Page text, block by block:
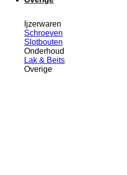
Ijzerwaren
Schroeven
Slotbouten
Onderhoud
Lak & Beits
Overige